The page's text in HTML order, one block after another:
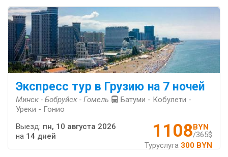
Экспресс тур в Грузию на 7 ночей
Минск - Бобруйск - Гомель
Батуми - Кобулети -
Уреки - Гонио
1108BYN
/365$
Туруслуга 300 BYN
Выезд: пн, 10 августа 2026
на 14 дней